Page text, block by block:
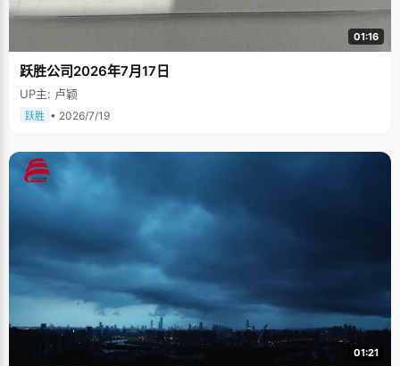
01:16
跃胜公司2026年7月17日
UP主: 卢颖
跃胜 • 2026/7/19
01:21